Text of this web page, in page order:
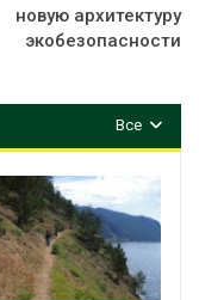
новую архитектуру
экобезопасности
Все